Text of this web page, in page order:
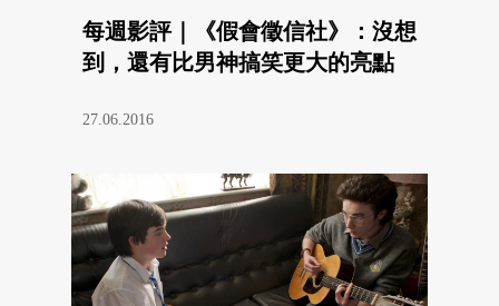
每週影評｜《假會徵信社》：沒想
到，還有比男神搞笑更大的亮點
27.06.2016